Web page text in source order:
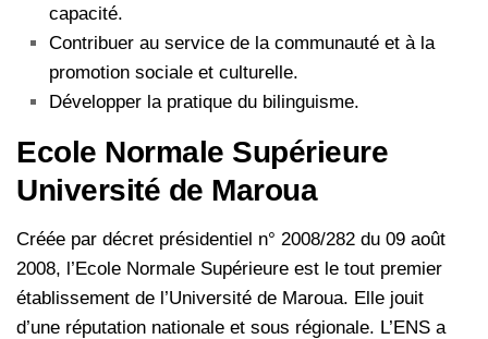
capacité.
Contribuer au service de la communauté et à la
promotion sociale et culturelle.
Développer la pratique du bilinguisme.
Ecole Normale Supérieure
Université de Maroua
Créée par décret présidentiel n° 2008/282 du 09 août
2008, l’Ecole Normale Supérieure est le tout premier
établissement de l’Université de Maroua. Elle jouit
d’une réputation nationale et sous régionale. L’ENS a